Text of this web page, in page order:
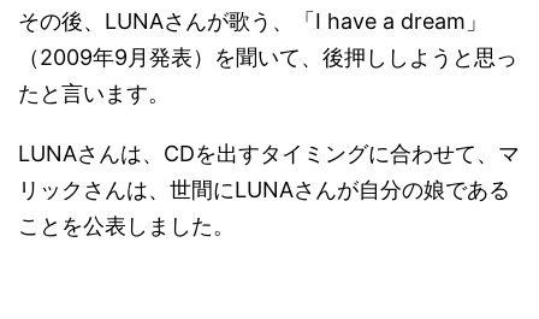
その後、LUNAさんが歌う、「I have a dream」
（2009年9月発表）を聞いて、後押ししようと思っ
たと言います。
LUNAさんは、CDを出すタイミングに合わせて、マ
リックさんは、世間にLUNAさんが自分の娘である
ことを公表しました。